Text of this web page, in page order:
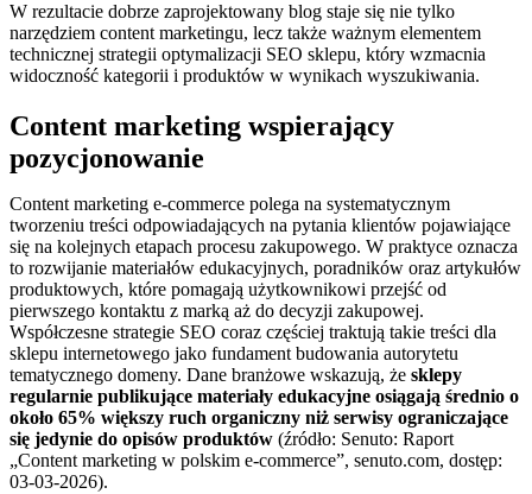
W rezultacie dobrze zaprojektowany blog staje się nie tylko
narzędziem content marketingu, lecz także ważnym elementem
technicznej strategii optymalizacji SEO sklepu, który wzmacnia
widoczność kategorii i produktów w wynikach wyszukiwania.
Content marketing wspierający
pozycjonowanie
Content marketing e-commerce polega na systematycznym
tworzeniu treści odpowiadających na pytania klientów pojawiające
się na kolejnych etapach procesu zakupowego. W praktyce oznacza
to rozwijanie materiałów edukacyjnych, poradników oraz artykułów
produktowych, które pomagają użytkownikowi przejść od
pierwszego kontaktu z marką aż do decyzji zakupowej.
Współczesne strategie SEO coraz częściej traktują takie treści dla
sklepu internetowego jako fundament budowania autorytetu
tematycznego domeny. Dane branżowe wskazują, że sklepy
regularnie publikujące materiały edukacyjne osiągają średnio o
około 65% większy ruch organiczny niż serwisy ograniczające
się jedynie do opisów produktów (źródło: Senuto: Raport
„Content marketing w polskim e-commerce”, senuto.com, dostęp:
03-03-2026).